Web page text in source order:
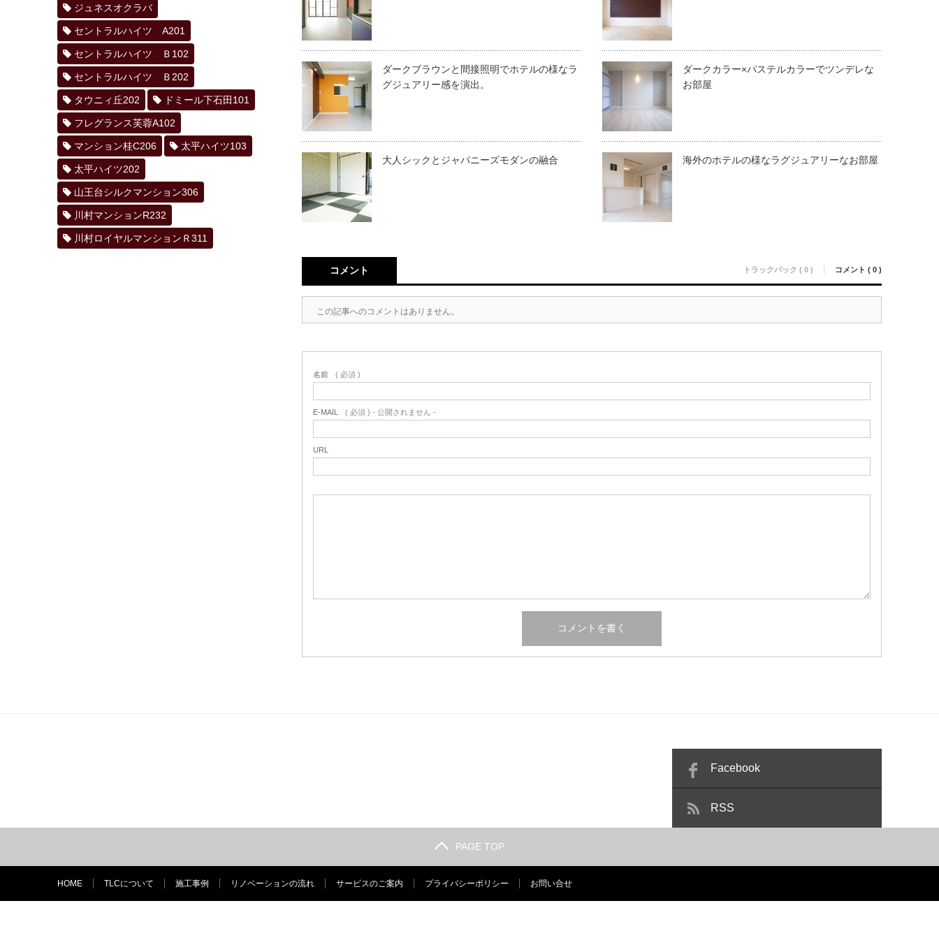
ダークブラウンと間接照明でホテルの様なラ
グジュアリー感を演出。
大人シックとジャパニーズモダンの融合
ダークカラー×パステルカラーでツンデレな
お部屋
海外のホテルの様なラグジュアリーなお部屋
コメント トラックバック ( 0 ) コメント ( 0 )
この記事へのコメントはありません。
名前 ( 必須 )
E-MAIL ( 必須 ) - 公開されません -
URL
ジュネスオクラバ
セントラルハイツ A201
セントラルハイツ Ｂ102
セントラルハイツ Ｂ202
タウニィ丘202 ドミール下石田101
フレグランス芙蓉A102
マンション桂C206 太平ハイツ103
太平ハイツ202
山王台シルクマンション306
川村マンションR232
川村ロイヤルマンションＲ311
Facebook
RSS
PAGE TOP
HOME TLCについて 施工事例 リノベーションの流れ サービスのご案内 プライバシーポリシー お問い合せ